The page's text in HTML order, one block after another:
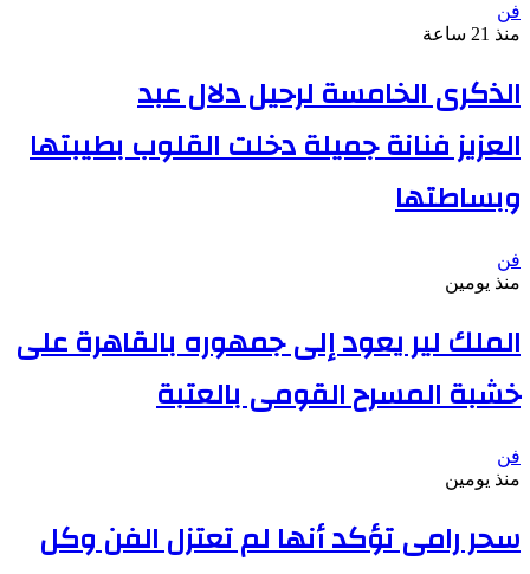
فن
منذ 21 ساعة
الذكرى الخامسة لرحيل دلال عبد
العزيز فنانة جميلة دخلت القلوب بطيبتها
وبساطتها
فن
منذ يومين
الملك لير يعود إلى جمهوره بالقاهرة على
خشبة المسرح القومى بالعتبة
فن
منذ يومين
سحر رامى تؤكد أنها لم تعتزل الفن وكل